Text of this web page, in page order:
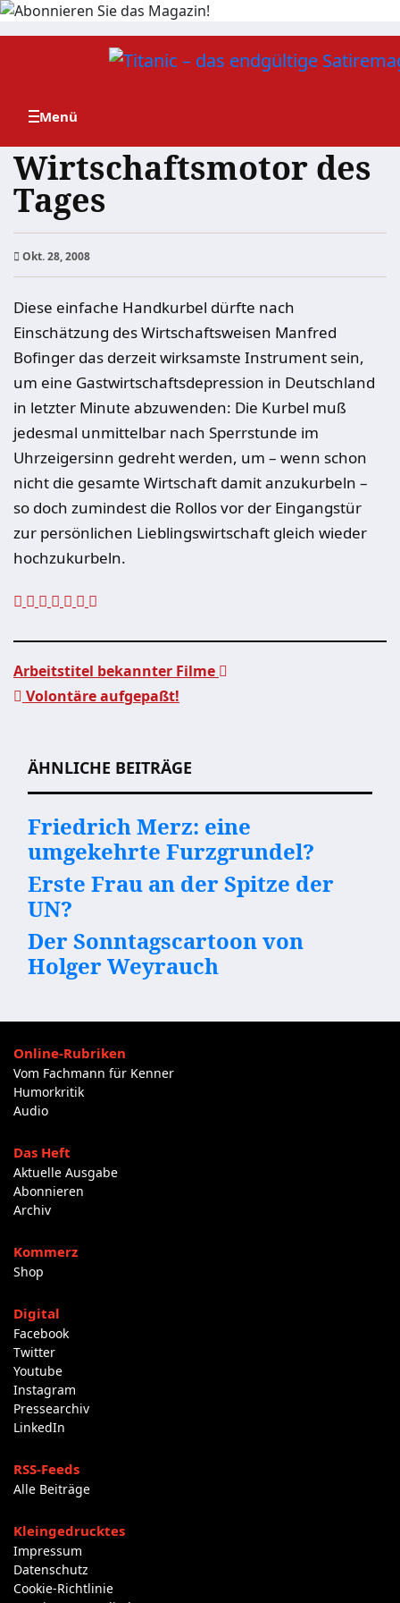
Zum
Wirtschaftsmotor des
Tages
Okt. 28, 2008
Diese einfache Handkurbel dürfte nach
Einschätzung des Wirtschaftsweisen Manfred
Bofinger das derzeit wirksamste Instrument sein,
um eine Gastwirtschaftsdepression in Deutschland
in letzter Minute abzuwenden: Die Kurbel muß
jedesmal unmittelbar nach Sperrstunde im
Uhrzeigersinn gedreht werden, um – wenn schon
nicht die gesamte Wirtschaft damit anzukurbeln –
so doch zumindest die Rollos vor der Eingangstür
zur persönlichen Lieblingswirtschaft gleich wieder
hochzukurbeln.
Arbeitstitel bekannter Filme
Volontäre aufgepaßt!
ÄHNLICHE BEITRÄGE
Friedrich Merz: eine
umgekehrte Furzgrundel?
Erste Frau an der Spitze der
UN?
Der Sonntagscartoon von
Holger Weyrauch
Online-Rubriken
Vom Fachmann für Kenner
Humorkritik
Audio
Das Heft
Aktuelle Ausgabe
Abonnieren
Archiv
Kommerz
Shop
Digital
Facebook
Twitter
Youtube
Instagram
Pressearchiv
LinkedIn
RSS-Feeds
Alle Beiträge
Kleingedrucktes
Impressum
Datenschutz
Cookie-Richtlinie